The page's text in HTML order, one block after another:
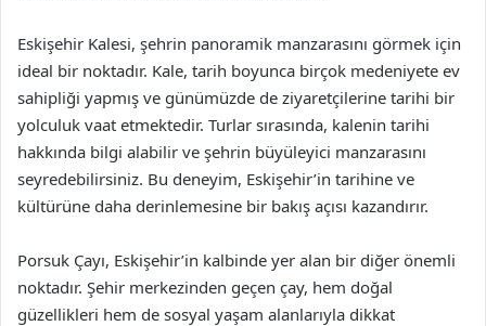
Eskişehir Kalesi, şehrin panoramik manzarasını görmek için
ideal bir noktadır. Kale, tarih boyunca birçok medeniyete ev
sahipliği yapmış ve günümüzde de ziyaretçilerine tarihi bir
yolculuk vaat etmektedir. Turlar sırasında, kalenin tarihi
hakkında bilgi alabilir ve şehrin büyüleyici manzarasını
seyredebilirsiniz. Bu deneyim, Eskişehir’in tarihine ve
kültürüne daha derinlemesine bir bakış açısı kazandırır.
Porsuk Çayı, Eskişehir’in kalbinde yer alan bir diğer önemli
noktadır. Şehir merkezinden geçen çay, hem doğal
güzellikleri hem de sosyal yaşam alanlarıyla dikkat